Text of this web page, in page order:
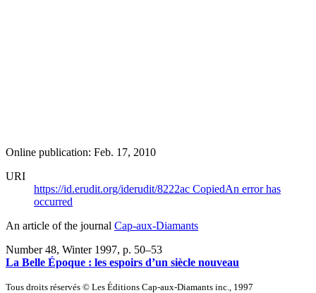
Online publication: Feb. 17, 2010
URI
https://id.erudit.org/iderudit/8222ac CopiedAn error has
occurred
An article of the journal Cap-aux-Diamants
Number 48, Winter 1997, p. 50–53
La Belle Époque : les espoirs d’un siècle nouveau
Tous droits réservés © Les Éditions Cap-aux-Diamants inc., 1997